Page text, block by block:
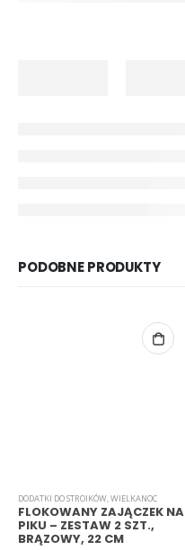
PODOBNE PRODUKTY
DODATKI DO STROIKÓW,WIELKANOC
FLOKOWANY ZAJĄCZEK NA
PIKU – ZESTAW 2 SZT.,
BRĄZOWY, 22 CM